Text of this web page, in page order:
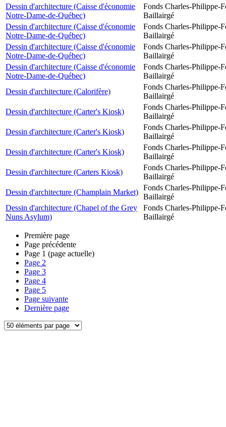
Dessin d'architecture (Caisse d'économie
Notre-Dame-de-Québec)
Fonds Charles-Philippe-
Baillairgé
Dessin d'architecture (Caisse d'économie
Notre-Dame-de-Québec)
Fonds Charles-Philippe-
Baillairgé
Dessin d'architecture (Caisse d'économie
Notre-Dame-de-Québec)
Fonds Charles-Philippe-
Baillairgé
Dessin d'architecture (Caisse d'économie
Notre-Dame-de-Québec)
Fonds Charles-Philippe-
Baillairgé
Dessin d'architecture (Calorifère)
Fonds Charles-Philippe-
Baillairgé
Dessin d'architecture (Carter's Kiosk)
Fonds Charles-Philippe-
Baillairgé
Dessin d'architecture (Carter's Kiosk)
Fonds Charles-Philippe-
Baillairgé
Dessin d'architecture (Carter's Kiosk)
Fonds Charles-Philippe-
Baillairgé
Dessin d'architecture (Carters Kiosk)
Fonds Charles-Philippe-
Baillairgé
Dessin d'architecture (Champlain Market)
Fonds Charles-Philippe-
Baillairgé
Dessin d'architecture (Chapel of the Grey
Nuns Asylum)
Fonds Charles-Philippe-
Baillairgé
Première page
Page précédente
Page 1 (page actuelle)
Page 2
Page 3
Page 4
Page 5
Page suivante
Dernière page